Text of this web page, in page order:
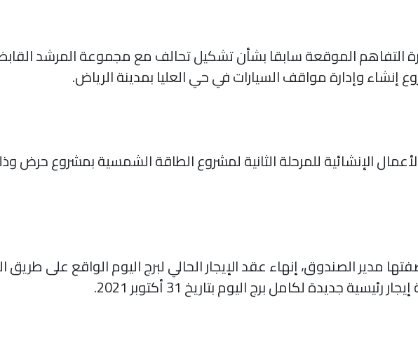
التفاهم الموقعة سابقا بشأن تشكيل تحالف مع مجموعة المرشد
وإدارة مواقف السيارات في حي العليا بمدينة الرياض.
مدير الصندوق، إنهاء عقد الإيجار الحالي لبرج اليوم الواقع على
جديدة لكامل برج اليوم بتاريخ 31 أكتوبر 2021.